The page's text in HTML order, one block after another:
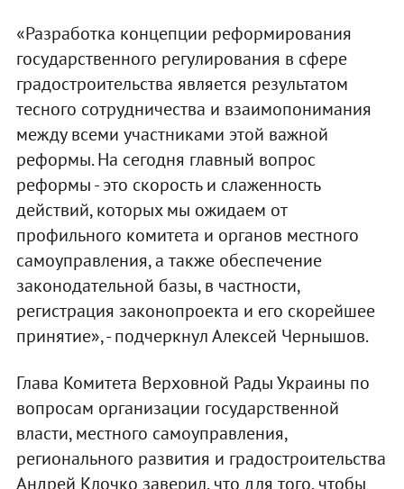
«Разработка концепции реформирования
государственного регулирования в сфере
градостроительства является результатом
тесного сотрудничества и взаимопонимания
между всеми участниками этой важной
реформы. На сегодня главный вопрос
реформы - это скорость и слаженность
действий, которых мы ожидаем от
профильного комитета и органов местного
самоуправления, а также обеспечение
законодательной базы, в частности,
регистрация законопроекта и его скорейшее
принятие», - подчеркнул Алексей Чернышов.
Глава Комитета Верховной Рады Украины по
вопросам организации государственной
власти, местного самоуправления,
регионального развития и градостроительства
Андрей Клочко заверил, что для того, чтобы